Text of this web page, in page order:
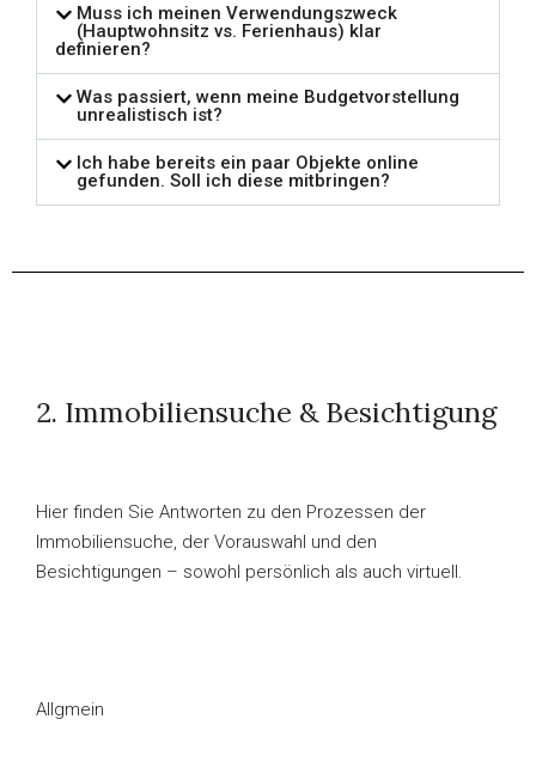
Muss ich meinen Verwendungszweck
(Hauptwohnsitz vs. Ferienhaus) klar
definieren?
Was passiert, wenn meine Budgetvorstellung
unrealistisch ist?
Ich habe bereits ein paar Objekte online
gefunden. Soll ich diese mitbringen?
2. Immobiliensuche & Besichtigung
Hier finden Sie Antworten zu den Prozessen der
Immobiliensuche, der Vorauswahl und den
Besichtigungen – sowohl persönlich als auch virtuell.
Allgmein